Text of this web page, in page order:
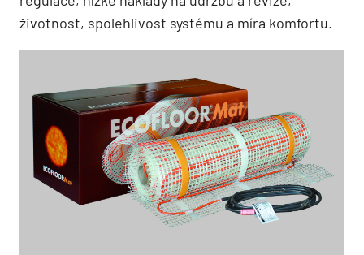
životnost, spolehlivost systému a míra komfortu.